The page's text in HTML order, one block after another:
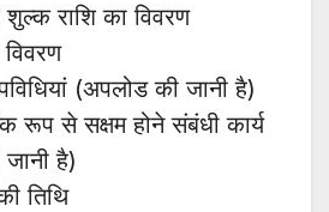
राशि का विवरण
(अपलोड की जानी है)
रूप से सक्षम होने संबंधी कार्य
है)
तिथि